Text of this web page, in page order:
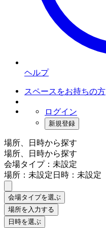
ヘルプ
スペースをお持ちの方
ログイン
新規登録
場所、日時から探す
場所、日時から探す
会場タイプ：未設定
場所：未設定日時：未設定
会場タイプを選ぶ
場所を入力する
日時を選ぶ